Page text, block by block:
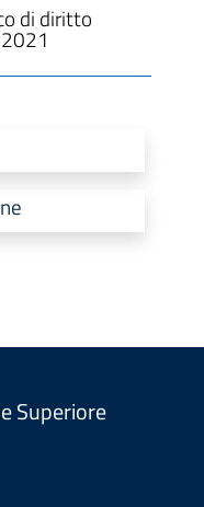
di diritto
Superiore